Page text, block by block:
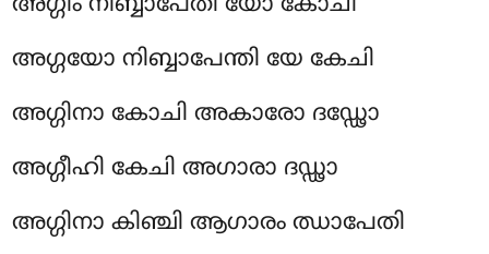
അഗ്ഗയോ നിബ്ബാപേന്തി യേ കേചി
അഗ്ഗിനാ കോചി അകാരോ ദഡ്ഢോ
അഗ്ഗീഹി കേചി അഗാരാ ദഡ്ഢാ
അഗ്ഗിനാ കിഞ്ചി ആഗാരം ഝാപേതി